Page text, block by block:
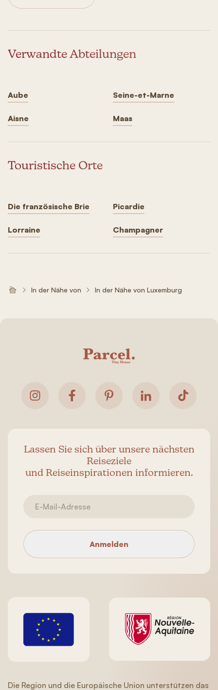
Verwandte Abteilungen
Aube Seine-et-Marne
Aisne Maas
Touristische Orte
Die französische Brie Picardie
Lorraine Champagner
In der Nähe von In der Nähe von Luxemburg
Lassen Sie sich über unsere nächsten
Reiseziele
und Reiseinspirationen informieren.
Anmelden
Die Region und die Europäische Union unterstützen das